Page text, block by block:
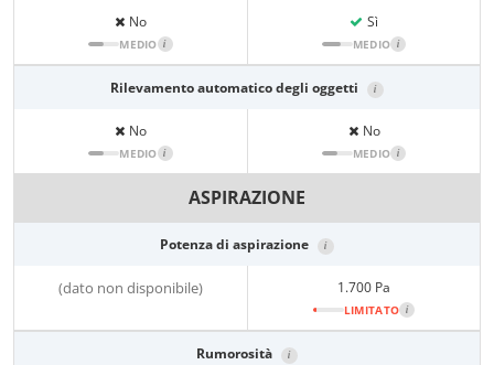
No
MEDIO i
Sì
MEDIO i
Rilevamento automatico degli oggetti i
No
MEDIO i
No
MEDIO i
ASPIRAZIONE
Potenza di aspirazione i
(dato non disponibile) 1.700 Pa
LIMITATO i
Rumorosità i